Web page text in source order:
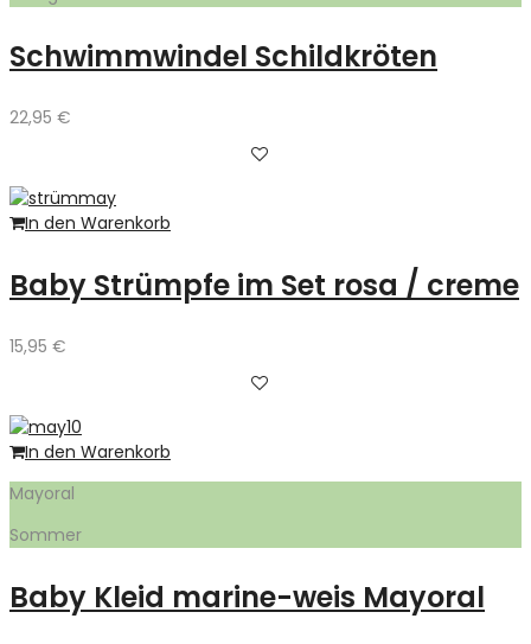
Schwimmwindel Schildkröten
22,95 €
In den Warenkorb
Baby Strümpfe im Set rosa / creme
15,95 €
In den Warenkorb
Mayoral
Sommer
Baby Kleid marine-weis Mayoral